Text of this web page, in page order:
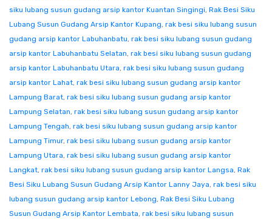
siku lubang susun gudang arsip kantor Kuantan Singingi, Rak Besi Siku
Lubang Susun Gudang Arsip Kantor Kupang, rak besi siku lubang susun
gudang arsip kantor Labuhanbatu, rak besi siku lubang susun gudang
arsip kantor Labuhanbatu Selatan, rak besi siku lubang susun gudang
arsip kantor Labuhanbatu Utara, rak besi siku lubang susun gudang
arsip kantor Lahat, rak besi siku lubang susun gudang arsip kantor
Lampung Barat, rak besi siku lubang susun gudang arsip kantor
Lampung Selatan, rak besi siku lubang susun gudang arsip kantor
Lampung Tengah, rak besi siku lubang susun gudang arsip kantor
Lampung Timur, rak besi siku lubang susun gudang arsip kantor
Lampung Utara, rak besi siku lubang susun gudang arsip kantor
Langkat, rak besi siku lubang susun gudang arsip kantor Langsa, Rak
Besi Siku Lubang Susun Gudang Arsip Kantor Lanny Jaya, rak besi siku
lubang susun gudang arsip kantor Lebong, Rak Besi Siku Lubang
Susun Gudang Arsip Kantor Lembata, rak besi siku lubang susun